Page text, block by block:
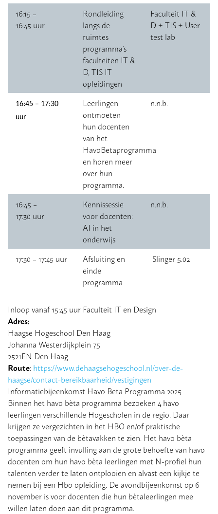
16:15 –
16:45 uur
Rondleiding
langs de
ruimtes
programma’s
faculteiten IT &
D, TIS IT
opleidingen
Faculteit IT &
D + TIS + User
test lab
16:45 – 17:30
uur
Leerlingen
ontmoeten
hun docenten
van het
HavoBetaprogramma
en horen meer
over hun
programma.
n.n.b.
16:45 –
17:30 uur
Kennissessie
voor docenten:
AI in het
onderwijs
n.n.b.
17:30 – 17:45 uur
Afsluiting en
einde
programma
Slinger 5.02
Inloop vanaf 15:45 uur Faculteit IT en Design
Adres:
Haagse Hogeschool Den Haag
Johanna Westerdijkplein 75
2521EN Den Haag
Route: https://www.dehaagsehogeschool.nl/over-de-
haagse/contact-bereikbaarheid/vestigingen
Informatiebijeenkomst Havo Beta Programma 2025
Binnen het havo bèta programma bezoeken 4 havo
leerlingen verschillende Hogescholen in de regio. Daar
krijgen ze vergezichten in het HBO en/of praktische
toepassingen van de bètavakken te zien. Het havo bèta
programma geeft invulling aan de grote behoefte van havo
docenten om hun havo bèta leerlingen met N-profiel hun
talenten verder te laten ontplooien en alvast een kijkje te
nemen bij een Hbo opleiding. De avondbijeenkomst op 6
november is voor docenten die hun bètaleerlingen mee
willen laten doen aan dit programma.